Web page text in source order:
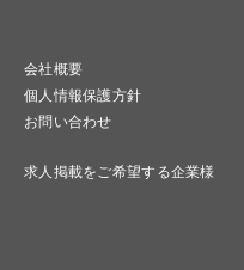
会社概要
個人情報保護方針
お問い合わせ
求人掲載をご希望する企業様